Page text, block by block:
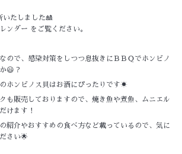
いたしました🎎
ンダー をご覧ください。
ので、感染対策をしつつ息抜きにＢＢＱでホンビノ
😃？
ホンビノス貝はお酒にぴったりです☀
も販売しておりますので、焼き魚や煮魚、ムニエル
けます！
紹介やおすすめの食べ方など載っているので、気に
さい🌟